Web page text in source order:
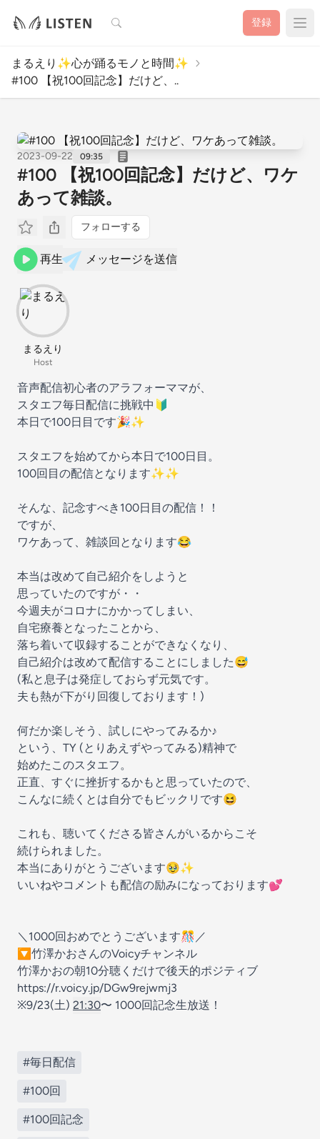
検索 登録
まるえり✨心が踊るモノと時間✨
#100 【祝100回記念】だけど、..
2023-09-22 09:35
#100 【祝100回記念】だけど、ワケ
あって雑談。
フォローする
再生 メッセージを送信
まるえり
Host
音声配信初心者のアラフォーママが、
スタエフ毎日配信に挑戦中🔰
本日で100日目です🎉✨
スタエフを始めてから本日で100日目。
100回目の配信となります✨✨
そんな、記念すべき100日目の配信！！
ですが、
ワケあって、雑談回となります😂
本当は改めて自己紹介をしようと
思っていたのですが・・
今週夫がコロナにかかってしまい、
自宅療養となったことから、
落ち着いて収録することができなくなり、
自己紹介は改めて配信することにしました😅
(私と息子は発症しておらず元気です。
夫も熱が下がり回復しております！)
何だか楽しそう、試しにやってみるか♪
という、TY (とりあえずやってみる)精神で
始めたこのスタエフ。
正直、すぐに挫折するかもと思っていたので、
こんなに続くとは自分でもビックリです😆
これも、聴いてくださる皆さんがいるからこそ
続けられました。
本当にありがとうございます🥹✨
いいねやコメントも配信の励みになっております💕
＼1000回おめでとうございます🎊／
🔽竹澤かおさんのVoicyチャンネル
竹澤かおの朝10分聴くだけで後天的ポジティブ
https://r.voicy.jp/DGw9rejwmj3
※9/23(土) 21:30〜 1000回記念生放送！
#毎日配信
#100回
#100回記念